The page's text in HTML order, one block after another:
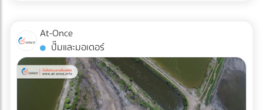
ความเสี่ยงที่คุ้มค่า: ลดอัตราของเสีย (Zero False Reject):
ป้องกันปัญหาสินค้าไม่ได้สเปก (Out of Spec) เมื่อมาถึงโรงงาน
ซึ่งหากสีหรือกลิ่นเพี้ยนไป ฝ่าย QA/QC จะต้องตีกลับสินค้าทั้ง
แบตช์ ทำให้เสียทั้งเงินและเวลา ความเสถียรของผลิตภัณฑ์
(Product Consistency): การใช้วัตถุดิบที่คุณภาพคงที่ ช่วยให้
โรงงานควบคุมมาตรฐานของสินค้าสำเร็จรูป (End-product) ได้
เหมาคันสำหรับทริปต่อไปอยู่หรือเปล่า? เปรียบเทียบราคาและ
ค้นหาบริษัทให้ เช่ารถบัสนิติบุคคล ที่เชื่อถือได้ ออกใบกำกับภาษี
ได้ 100% บนแพลตฟอร์ม At-Once ได้เลย
มาใช้ระบบรถลำเลียงอัตโนมัติ (AGV) การนำรถลำเลียงสินค้า
อัตโนมัติ (AGV) เข้ามาใช้วิ่งส่งของในคลังสินค้าช่วยลดแรงงาน
ได้มหาศาล แต่เนื่องจากหุ่นยนต์ประเภทนี้มีการเคลื่อนที่ตลอด
เวลา การเตรียมพื้นที่จึงต้องรัดกุมเป็นพิเศษ: เคลียร์สิ่งกีดขวาง
และทำพื้นผิวให้เรียบ: ระบบนำทาง AGV ไม่ว่าจะเป็นแบบแถบแม่
At-Once
ปั๊มและมอเตอร์